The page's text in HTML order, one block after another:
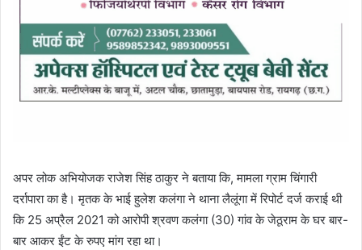
अपर लोक अभियोजक राजेश सिंह ठाकुर ने बताया कि, मामला ग्राम चिंगारी
दर्रापारा का है। मृतक के भाई हुलेश कलंगा ने थाना लैलूंगा में रिपोर्ट दर्ज कराई थी
कि 25 अप्रैल 2021 को आरोपी श्रवण कलंगा (30) गांव के जेठूराम के घर बार-
बार आकर ईंट के रुपए मांग रहा था।